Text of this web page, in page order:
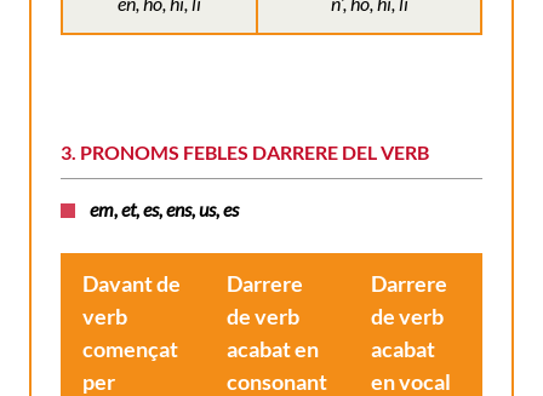
3. PRONOMS FEBLES DARRERE DEL VERB
em, et, es, ens, us, es
Davant de
verb
començat
per
Darrere
de verb
acabat en
consonant
Darrere
de verb
acabat
en vocal